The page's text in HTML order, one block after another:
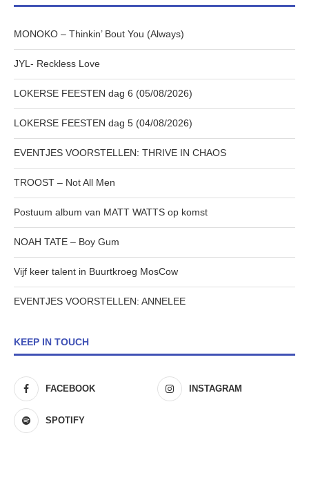
MONOKO – Thinkin’ Bout You (Always)
JYL- Reckless Love
LOKERSE FEESTEN dag 6 (05/08/2026)
LOKERSE FEESTEN dag 5 (04/08/2026)
EVENTJES VOORSTELLEN: THRIVE IN CHAOS
TROOST – Not All Men
Postuum album van MATT WATTS op komst
NOAH TATE – Boy Gum
Vijf keer talent in Buurtkroeg MosCow
EVENTJES VOORSTELLEN: ANNELEE
KEEP IN TOUCH
FACEBOOK INSTAGRAM
SPOTIFY